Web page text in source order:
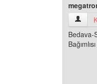
Bedava-
Bağımlısı